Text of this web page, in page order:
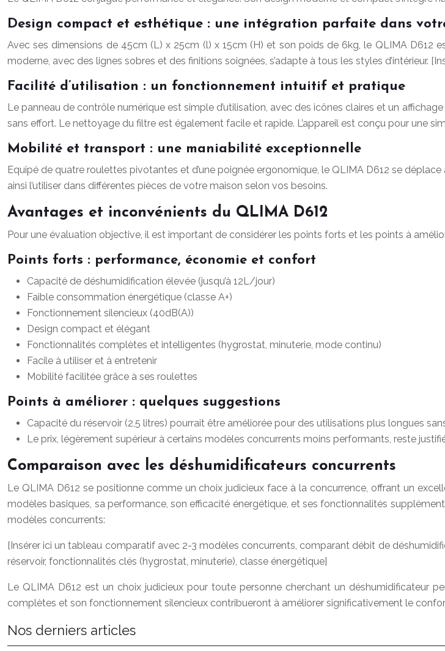
Design compact et esthétique : une intégration parfaite dans
Avec ses dimensions de 45cm (L) x 25cm (l) x 15cm (H) et son poids de 6kg, le QLIMA D612
moderne, avec des lignes sobres et des finitions soignées, s’adapte à tous les styles d’intérieur.
Facilité d’utilisation : un fonctionnement intuitif et pratique
Le panneau de contrôle numérique est simple d’utilisation, avec des icônes claires et un
sans effort. Le nettoyage du filtre est également facile et rapide. L’appareil est conçu pour une
Mobilité et transport : une maniabilité exceptionnelle
Equipé de quatre roulettes pivotantes et d’une poignée ergonomique, le QLIMA D612 se
ainsi l’utiliser dans différentes pièces de votre maison selon vos besoins.
Avantages et inconvénients du QLIMA D612
Pour une évaluation objective, il est important de considérer les points forts et les points à
Points forts : performance, économie et confort
Capacité de déshumidification élevée (jusqu’à 12L/jour)
Faible consommation énergétique (classe A+)
Fonctionnement silencieux (40dB(A))
Design compact et élégant
Fonctionnalités complètes et intelligentes (hygrostat, minuterie, mode continu)
Facile à utiliser et à entretenir
Mobilité facilitée grâce à ses roulettes
Points à améliorer : quelques suggestions
Capacité du réservoir (2,5 litres) pourrait être améliorée pour des utilisations plus longues
Le prix, légèrement supérieur à certains modèles concurrents moins performants, reste
Comparaison avec les déshumidificateurs concurrents
Le QLIMA D612 se positionne comme un choix judicieux face à la concurrence, offrant un
modèles basiques, sa performance, son efficacité énergétique, et ses fonctionnalités
modèles concurrents:
[Insérer ici un tableau comparatif avec 2-3 modèles concurrents, comparant débit de
réservoir, fonctionnalités clés (hygrostat, minuterie), classe énergétique]
Le QLIMA D612 est un choix judicieux pour toute personne cherchant un déshumidificateur
complètes et son fonctionnement silencieux contribueront à améliorer significativement le
Nos derniers articles